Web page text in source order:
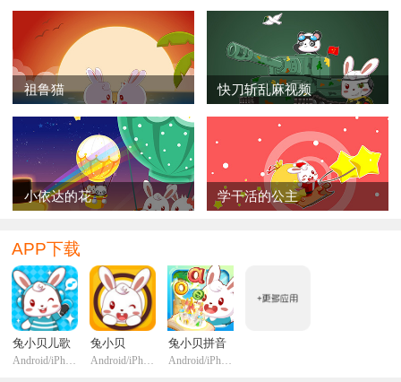
祖鲁猫 快刀斩乱麻视频
小依达的花 学干活的公主
APP下载
兔小贝儿歌
Android/iPhone/iPadi
兔小贝
Android/iPhone/iPadi
兔小贝拼音
Android/iPhone/iPadi